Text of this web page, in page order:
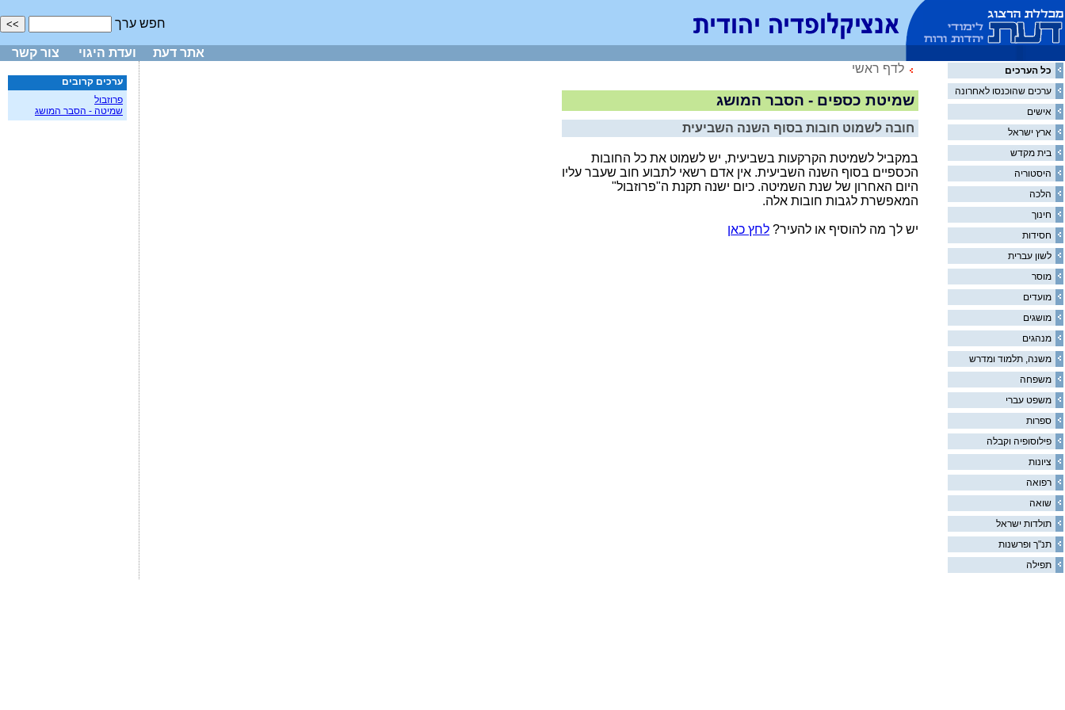
חפש ערך
אתר דעת ועדת היגוי צור קשר
כל הערכים
ערכים שהוכנסו לאחרונה
אישים
ארץ ישראל
בית מקדש
היסטוריה
הלכה
חינוך
חסידות
לשון עברית
מוסר
מועדים
מושגים
מנהגים
משנה, תלמוד ומדרש
משפחה
משפט עברי
ספרות
פילוסופיה וקבלה
ציונות
רפואה
שואה
תולדות ישראל
תנ"ך ופרשנות
תפילה
לדף ראשי
שמיטת כספים - הסבר המושג
חובה לשמוט חובות בסוף השנה השביעית
במקביל לשמיטת הקרקעות בשביעית, יש לשמוט את כל החובות
הכספיים בסוף השנה השביעית. אין אדם רשאי לתבוע חוב שעבר עליו
היום האחרון של שנת השמיטה. כיום ישנה תקנת ה"פרוזבול"
המאפשרת לגבות חובות אלה.
יש לך מה להוסיף או להעיר? לחץ כאן
ערכים קרובים
פרוזבול
שמיטה - הסבר המושג